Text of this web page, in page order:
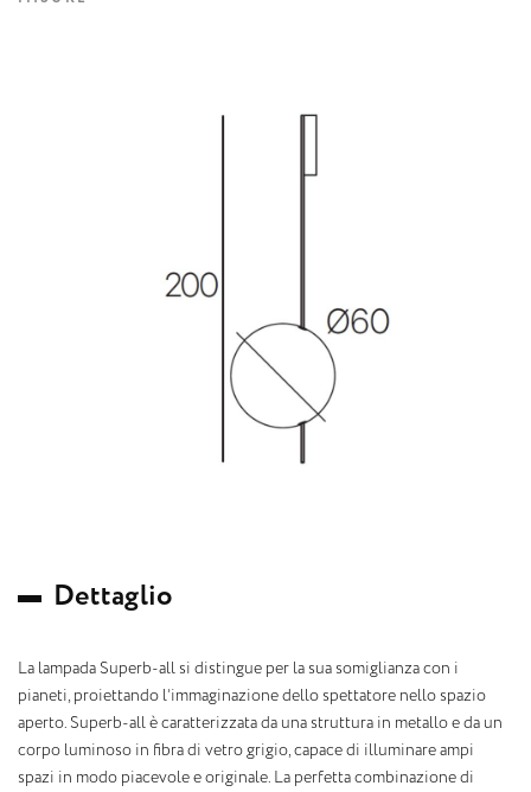
Dettaglio
La lampada Superb-all si distingue per la sua somiglianza con i
pianeti, proiettando l’immaginazione dello spettatore nello spazio
aperto. Superb-all è caratterizzata da una struttura in metallo e da un
corpo luminoso in fibra di vetro grigio, capace di illuminare ampi
spazi in modo piacevole e originale. La perfetta combinazione di